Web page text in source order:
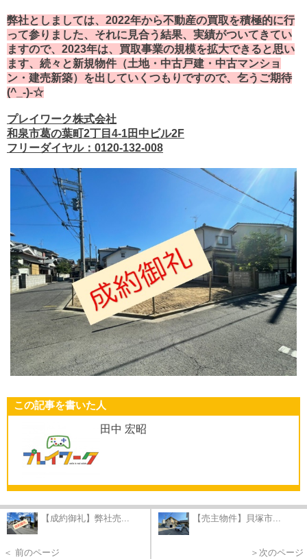
弊社としましては、2022年から不動産の買取を積極的に行
って参りました、それに見合う結果、実績がついてきてい
ますので、2023年は、買取事業の規模を拡大できると思い
ます、続々と新規物件（土地・中古戸建・中古マンショ
ン・建売新築）を出していくつもりですので、乞うご期待
(^_-)-☆
プレイワーク株式会社
和泉市葛の葉町2丁目4-1田中ビル2F
フリーダイヤル：0120-132-008
この記事を書いた人
田中 宏昭
【成約御礼】弊社売...
＜ 前のページ
【売主物件】貝塚市...
＞次のページ